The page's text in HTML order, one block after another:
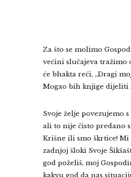
Za što se molimo
većini slučajeva tražimo
će bhakta reći, „Dragi
Mogao bih knjige dijeliti
Svoje želje povezujemo
ali to nije čisto predano
Krišne ili smo škrtice!
zadnjoj šloki Svoje
god poželiš, moj
kakvu god da nas